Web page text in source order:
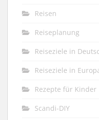
Reisen
Reiseplanung
Reiseziele in
Reiseziele in
Rezepte für Kinder
Scandi-DIY